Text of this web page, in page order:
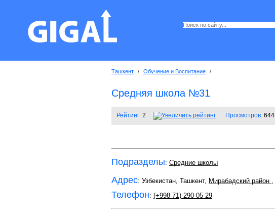
Ташкент / Обучение и Воспитание /
Средняя школа №31
Рейтинг: 2 Просмотров:
Подразделы: Средние школы
Адрес: Узбекистан, Ташкент, Мирабадский район ,
Телефон: (+998 71) 290 05 29